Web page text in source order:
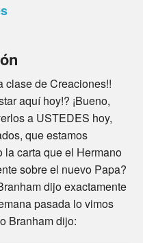
clase de Creaciones!!
aquí hoy!? ¡Bueno,
a USTEDES hoy,
que estamos
carta que el Hermano
sobre el nuevo Papa?
dijo exactamente
pasada lo vimos
Branham dijo: